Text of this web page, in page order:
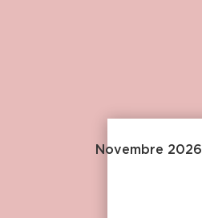
Novembre 2026